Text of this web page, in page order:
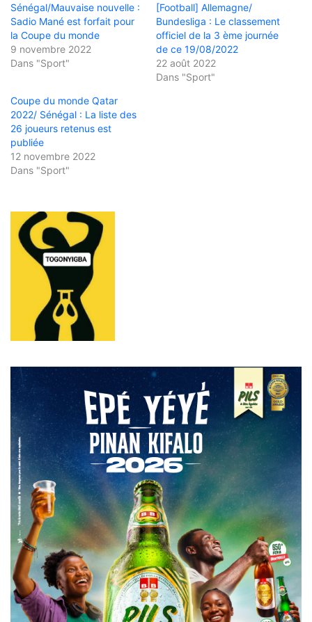
Sénégal/Mauvaise nouvelle :
Sadio Mané est forfait pour
la Coupe du monde
9 novembre 2022
Dans "Sport"
[Football] Allemagne/
Bundesliga : Le classement
officiel de la 3 ème journée
de ce 19/08/2022
22 août 2022
Dans "Sport"
Coupe du monde Qatar
2022/ Sénégal : La liste des
26 joueurs retenus est
publiée
12 novembre 2022
Dans "Sport"